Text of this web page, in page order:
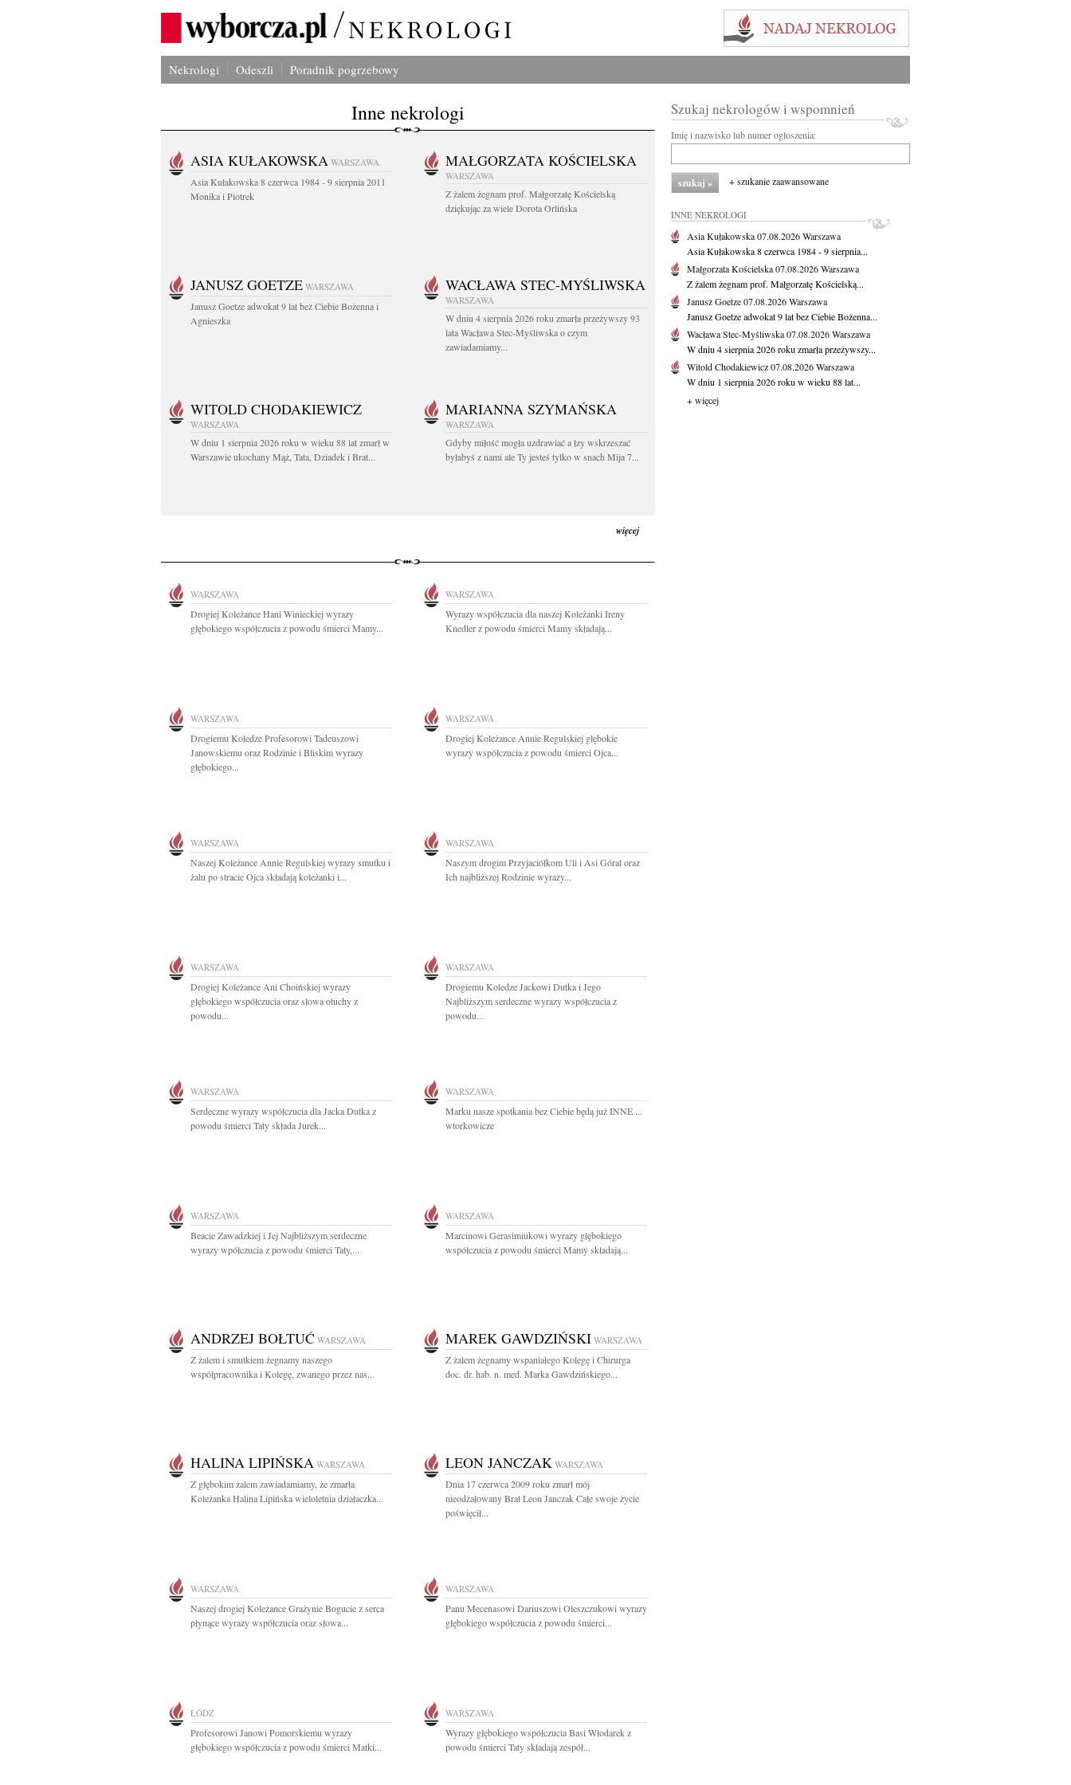
Nekrologi Odeszli Poradnik pogrzebowy
Inne nekrologi
ASIA KUŁAKOWSKA WARSZAWA
Asia Kułakowska 8 czerwca 1984 - 9 sierpnia 2011
Monika i Piotrek
MAŁGORZATA KOŚCIELSKA
WARSZAWA
Z żalem żegnam prof. Małgorzatę Kościelską
dziękując za wiele Dorota Orlińska
JANUSZ GOETZE WARSZAWA
Janusz Goetze adwokat 9 lat bez Ciebie Bożenna i
Agnieszka
WACŁAWA STEC-MYŚLIWSKA
WARSZAWA
W dniu 4 sierpnia 2026 roku zmarła przeżywszy 93
lata Wacława Stec-Myśliwska o czym
zawiadamiamy...
WITOLD CHODAKIEWICZ
WARSZAWA
W dniu 1 sierpnia 2026 roku w wieku 88 lat zmarł w
Warszawie ukochany Mąż, Tata, Dziadek i Brat...
MARIANNA SZYMAŃSKA
WARSZAWA
Gdyby miłość mogła uzdrawiać a łzy wskrzeszać
byłabyś z nami ale Ty jesteś tylko w snach Mija 7...
więcej
WARSZAWA
Drogiej Koleżance Hani Winieckiej wyrazy
głębokiego współczucia z powodu śmierci Mamy...
WARSZAWA
Wyrazy współczucia dla naszej Koleżanki Ireny
Knedler z powodu śmierci Mamy składają...
WARSZAWA
Drogiemu Koledze Profesorowi Tadeuszowi
Janowskiemu oraz Rodzinie i Bliskim wyrazy
głębokiego...
WARSZAWA
Drogiej Koleżance Annie Regulskiej głębokie
wyrazy współczucia z powodu śmierci Ojca...
WARSZAWA
Naszej Koleżance Annie Regulskiej wyrazy smutku i
żalu po stracie Ojca składają koleżanki i...
WARSZAWA
Naszym drogim Przyjaciółkom Uli i Asi Góral oraz
Ich najbliższej Rodzinie wyrazy...
WARSZAWA
Drogiej Koleżance Ani Choińskiej wyrazy
głębokiego współczucia oraz słowa otuchy z
powodu...
WARSZAWA
Drogiemu Koledze Jackowi Dutka i Jego
Najbliższym serdeczne wyrazy współczucia z
powodu...
WARSZAWA
Serdeczne wyrazy współczucia dla Jacka Dutka z
powodu śmierci Taty składa Jurek...
WARSZAWA
Marku nasze spotkania bez Ciebie będą już INNE ...
wtorkowicze
WARSZAWA
Beacie Zawadzkiej i Jej Najbliższym serdeczne
wyrazy wpółczucia z powodu śmierci Taty,...
WARSZAWA
Marcinowi Gerasimiukowi wyrazy głębokiego
współczucia z powodu śmierci Mamy składają...
ANDRZEJ BOŁTUĆ WARSZAWA
Z żalem i smutkiem żegnamy naszego
współpracownika i Kolegę, zwanego przez nas...
MAREK GAWDZIŃSKI WARSZAWA
Z żalem żegnamy wspaniałego Kolegę i Chirurga
doc. dr. hab. n. med. Marka Gawdzińskiego...
HALINA LIPIŃSKA WARSZAWA
Z głębokim żalem zawiadamiamy, że zmarła
Koleżanka Halina Lipińska wieloletnia działaczka...
LEON JANCZAK WARSZAWA
Dnia 17 czerwca 2009 roku zmarł mój
nieodżałowany Brat Leon Janczak Całe swoje życie
poświęcił...
WARSZAWA
Naszej drogiej Koleżance Grażynie Bogucie z serca
płynące wyrazy współczucia oraz słowa...
WARSZAWA
Panu Mecenasowi Dariuszowi Oleszczukowi wyrazy
głębokiego współczucia z powodu śmierci...
ŁÓDŹ
Profesorowi Janowi Pomorskiemu wyrazy
głębokiego współczucia z powodu śmierci Matki...
WARSZAWA
Wyrazy głębokiego współczucia Basi Włodarek z
powodu śmierci Taty składają zespół...
Szukaj nekrologów i wspomnień
Imię i nazwisko lub numer ogłoszenia:
+ szukanie zaawansowane
INNE NEKROLOGI
Asia Kułakowska07.08.2026Warszawa
Asia Kułakowska 8 czerwca 1984 - 9 sierpnia...
Małgorzata Kościelska07.08.2026Warszawa
Z żalem żegnam prof. Małgorzatę Kościelską...
Janusz Goetze07.08.2026Warszawa
Janusz Goetze adwokat 9 lat bez Ciebie Bożenna...
Wacława Stec-Myśliwska07.08.2026Warszawa
W dniu 4 sierpnia 2026 roku zmarła przeżywszy...
Witold Chodakiewicz07.08.2026Warszawa
W dniu 1 sierpnia 2026 roku w wieku 88 lat...
+ więcej